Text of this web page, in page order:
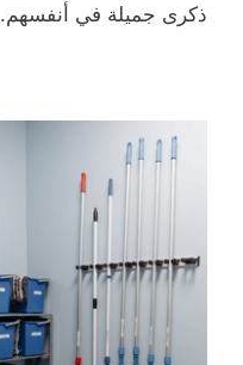
ذكرى جميلة في أنفسهم.